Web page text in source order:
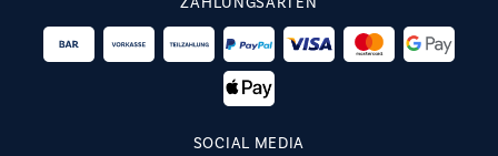
SOCIAL MEDIA